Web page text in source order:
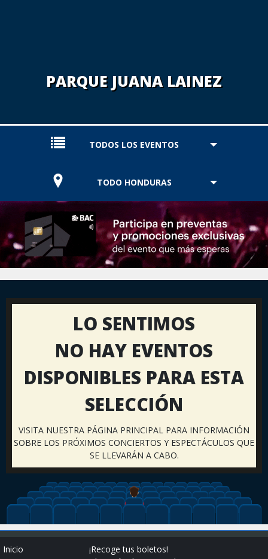
PARQUE JUANA LAINEZ
TODOS LOS EVENTOS
TODO HONDURAS
LO SENTIMOS
NO HAY EVENTOS
DISPONIBLES PARA ESTA
SELECCIÓN
VISITA NUESTRA PÁGINA PRINCIPAL PARA INFORMACIÓN
SOBRE LOS PRÓXIMOS CONCIERTOS Y ESPECTÁCULOS QUE
SE LLEVARÁN A CABO.
Inicio
¡Recoge tus boletos!